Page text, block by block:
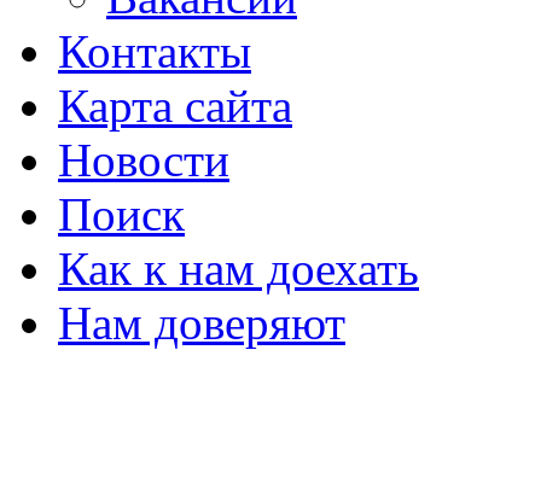
Контакты
Карта сайта
Новости
Поиск
Как к нам доехать
Нам доверяют